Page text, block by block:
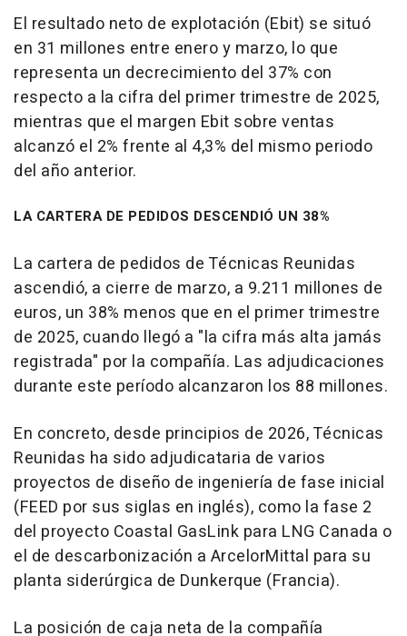
El resultado neto de explotación (Ebit) se situó
en 31 millones entre enero y marzo, lo que
representa un decrecimiento del 37% con
respecto a la cifra del primer trimestre de 2025,
mientras que el margen Ebit sobre ventas
alcanzó el 2% frente al 4,3% del mismo periodo
del año anterior.
LA CARTERA DE PEDIDOS DESCENDIÓ UN 38%
La cartera de pedidos de Técnicas Reunidas
ascendió, a cierre de marzo, a 9.211 millones de
euros, un 38% menos que en el primer trimestre
de 2025, cuando llegó a "la cifra más alta jamás
registrada" por la compañía. Las adjudicaciones
durante este período alcanzaron los 88 millones.
En concreto, desde principios de 2026, Técnicas
Reunidas ha sido adjudicataria de varios
proyectos de diseño de ingeniería de fase inicial
(FEED por sus siglas en inglés), como la fase 2
del proyecto Coastal GasLink para LNG Canada o
el de descarbonización a ArcelorMittal para su
planta siderúrgica de Dunkerque (Francia).
La posición de caja neta de la compañía